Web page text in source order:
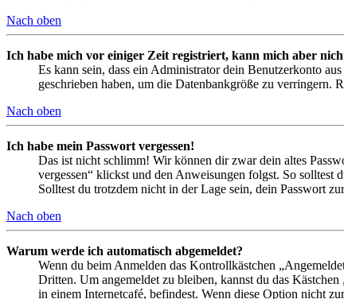
Nach oben
Ich habe mich vor einiger Zeit registriert, kann mich aber
Es kann sein, dass ein Administrator dein Benutzerkonto
geschrieben haben, um die Datenbankgröße zu verringern.
Nach oben
Ich habe mein Passwort vergessen!
Das ist nicht schlimm! Wir können dir zwar dein altes
vergessen“ klickst und den Anweisungen folgst. So solltest
Solltest du trotzdem nicht in der Lage sein, dein Passwort
Nach oben
Warum werde ich automatisch abgemeldet?
Wenn du beim Anmelden das Kontrollkästchen
Dritten. Um angemeldet zu bleiben, kannst du das
in einem Internetcafé, befindest. Wenn diese Option nicht